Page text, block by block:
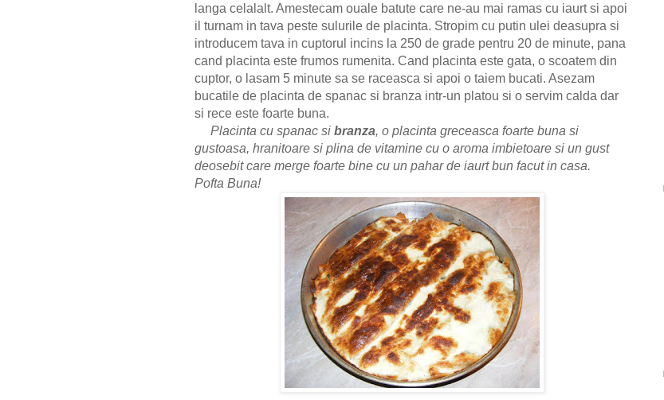
langa celalalt. Amestecam ouale batute care ne-au mai ramas cu iaurt si apoi
il turnam in tava peste sulurile de placinta. Stropim cu putin ulei deasupra si
introducem tava in cuptorul incins la 250 de grade pentru 20 de minute, pana
cand placinta este frumos rumenita. Cand placinta este gata, o scoatem din
cuptor, o lasam 5 minute sa se raceasca si apoi o taiem bucati. Asezam
bucatile de placinta de spanac si branza intr-un platou si o servim calda dar
si rece este foarte buna.
Placinta cu spanac si branza, o placinta greceasca foarte buna si
gustoasa, hranitoare si plina de vitamine cu o aroma imbietoare si un gust
deosebit care merge foarte bine cu un pahar de iaurt bun facut in casa.
Pofta Buna!